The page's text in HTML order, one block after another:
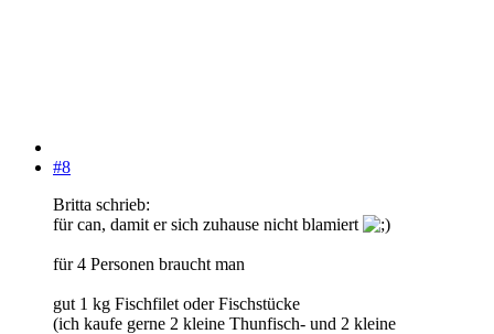
#8
Britta schrieb:
für can, damit er sich zuhause nicht blamiert
für 4 Personen braucht man
gut 1 kg Fischfilet oder Fischstücke
(ich kaufe gerne 2 kleine Thunfisch- und 2 kleine